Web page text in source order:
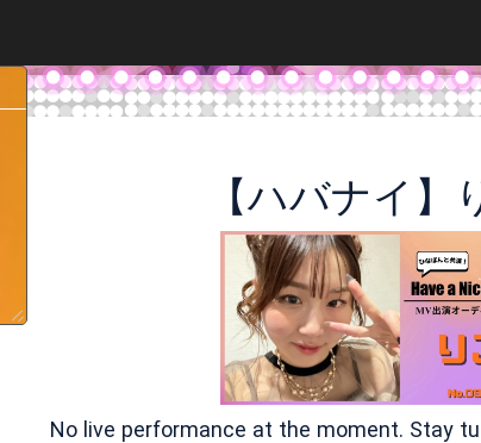
【ハバナイ】
No live performance at the moment. Stay